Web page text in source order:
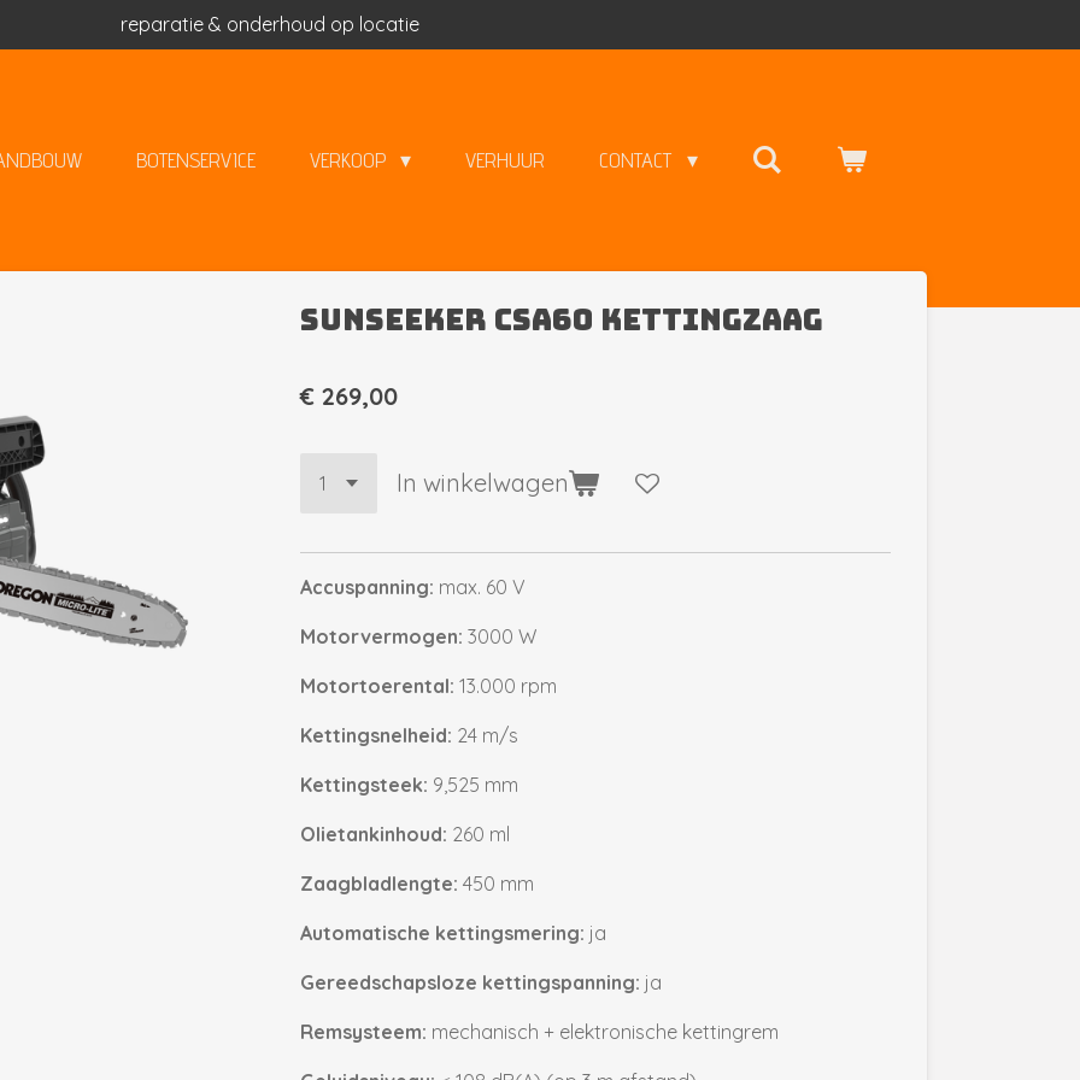
reparatie & onderhoud op locatie
BOTENSERVICE VERKOOP VERHUUR CONTACT
Sunseeker CSA60 kettingzaag
€ 269,00
In winkelwagen
Accuspanning: max. 60 V
Motorvermogen: 3000 W
Motortoerental: 13.000 rpm
Kettingsnelheid: 24 m/s
Kettingsteek: 9,525 mm
Olietankinhoud: 260 ml
Zaagbladlengte: 450 mm
Automatische kettingsmering: ja
Gereedschapsloze kettingspanning: ja
Remsysteem: mechanisch + elektronische kettingrem